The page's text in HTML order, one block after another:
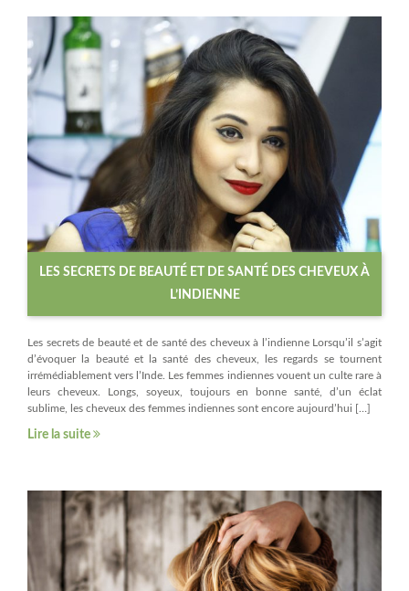
LES SECRETS DE BEAUTÉ ET DE SANTÉ DES CHEVEUX À
L’INDIENNE
Les secrets de beauté et de santé des cheveux à l’indienne Lorsqu’il s’agit
d’évoquer la beauté et la santé des cheveux, les regards se tournent
irrémédiablement vers l’Inde. Les femmes indiennes vouent un culte rare à
leurs cheveux. Longs, soyeux, toujours en bonne santé, d’un éclat
sublime, les cheveux des femmes indiennes sont encore aujourd’hui […]
Lire la suite